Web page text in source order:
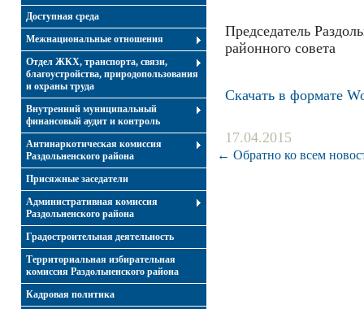
Доступная среда
Межнациональные отношения
Отдел ЖКХ, транспорта, связи,
благоустройства, природопользования
и охраны труда
Внутренний муниципальный
финансовый аудит и контроль
Антинаркотическая комиссия
Раздольненского района
Присяжные заседатели
Административная комиссия
Раздольненского района
Градостроительная деятельность
Территориальная избирательная
комиссия Раздольненского района
Кадровая политика
Председатель
Скачать в формате
17.04.2015
← Обратно ко всем